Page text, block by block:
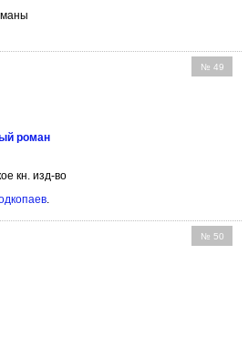
№ 49
роман
кн. изд-во
.
№ 50